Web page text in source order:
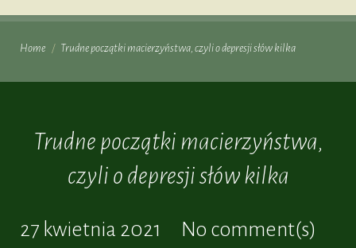
Home / Trudne początki macierzyństwa, czyli o depresji słów kilka
Trudne początki macierzyństwa,
czyli o depresji słów kilka
27 kwietnia 2021 No comment(s)